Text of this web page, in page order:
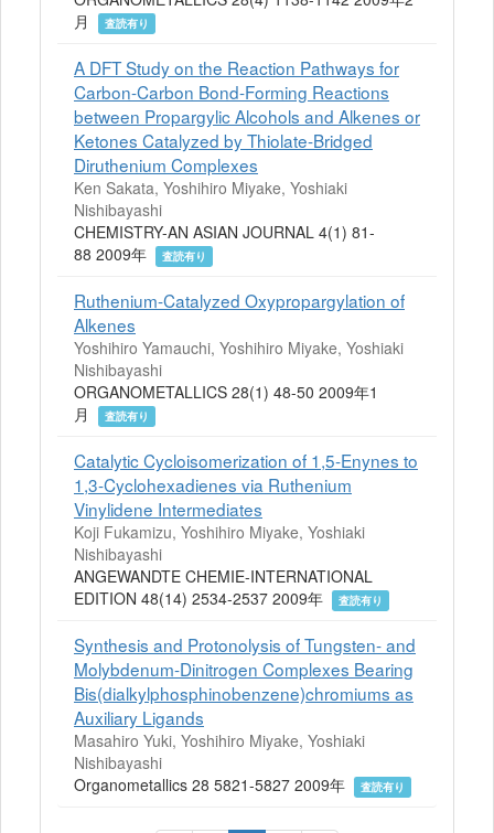
月
査読有り
A DFT Study on the Reaction Pathways for
Carbon-Carbon Bond-Forming Reactions
between Propargylic Alcohols and Alkenes or
Ketones Catalyzed by Thiolate-Bridged
Diruthenium Complexes
Ken Sakata, Yoshihiro Miyake, Yoshiaki
Nishibayashi
CHEMISTRY-AN ASIAN JOURNAL 4(1) 81-
88 2009年
査読有り
Ruthenium-Catalyzed Oxypropargylation of
Alkenes
Yoshihiro Yamauchi, Yoshihiro Miyake, Yoshiaki
Nishibayashi
ORGANOMETALLICS 28(1) 48-50 2009年1
月
査読有り
Catalytic Cycloisomerization of 1,5-Enynes to
1,3-Cyclohexadienes via Ruthenium
Vinylidene Intermediates
Koji Fukamizu, Yoshihiro Miyake, Yoshiaki
Nishibayashi
ANGEWANDTE CHEMIE-INTERNATIONAL
EDITION 48(14) 2534-2537 2009年
査読有り
Synthesis and Protonolysis of Tungsten- and
Molybdenum-Dinitrogen Complexes Bearing
Bis(dialkylphosphinobenzene)chromiums as
Auxiliary Ligands
Masahiro Yuki, Yoshihiro Miyake, Yoshiaki
Nishibayashi
Organometallics 28 5821-5827 2009年
査読有り